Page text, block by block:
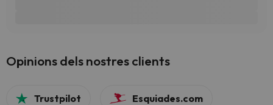
Opinions dels nostres clients
Trustpilot Esquiades.com